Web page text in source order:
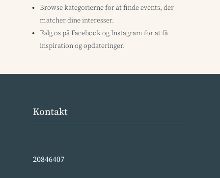
Browse kategorierne for at finde events, der
matcher dine interesser.
Følg os på Facebook og Instagram for at få
inspiration og opdateringer.
Kontakt
20846407